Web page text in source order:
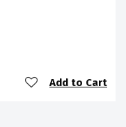
Add to Cart